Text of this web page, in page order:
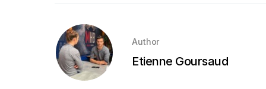
Author
Etienne Goursaud